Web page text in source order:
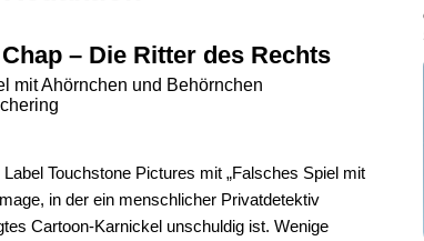
– Die Ritter des Rechts
mit Ahörnchen und Behörnchen
Touchstone Pictures mit „Falsches Spiel mit
in der ein menschlicher Privatdetektiv
Cartoon-Karnickel unschuldig ist. Wenige